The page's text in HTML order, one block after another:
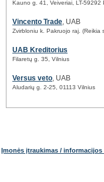
Kauno g. 41, Veiveriai, LT-59292
Vincento Trade, UAB
Zvirbloniu k. Pakruojo raj. (Reikia
UAB Kreditorius
Filaretų g. 35, Vilnius
Versus veto, UAB
Aludarių g. 2-25, 01113 Vilnius
Įmonės įtraukimas /